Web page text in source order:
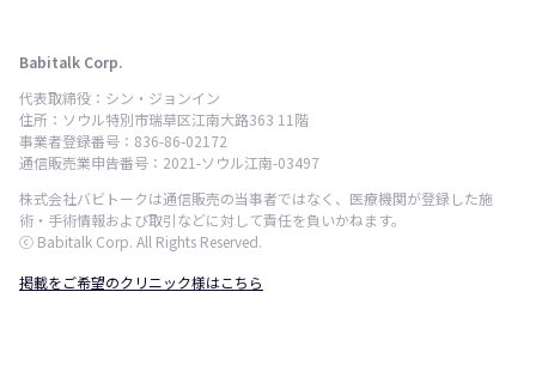
Babitalk Corp.
代表取締役：シン・ジョンイン
住所：ソウル特別市瑞草区江南大路363 11階
事業者登録番号：836-86-02172
通信販売業申告番号：2021-ソウル江南-03497
株式会社バビトークは通信販売の当事者ではなく、医療機関が登録した施
術・手術情報および取引などに対して責任を負いかねます。
ⓒ Babitalk Corp. All Rights Reserved.
掲載をご希望のクリニック様はこちら